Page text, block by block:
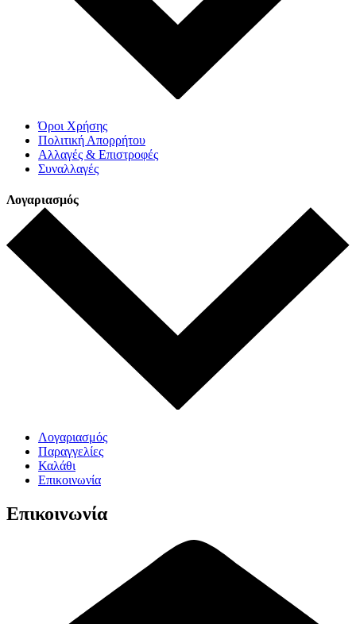
Όροι Χρήσης
Πολιτική Απορρήτου
Αλλαγές & Επιστροφές
Συναλλαγές
Λογαριασμός
Λογαριασμός
Παραγγελίες
Καλάθι
Επικοινωνία
Επικοινωνία